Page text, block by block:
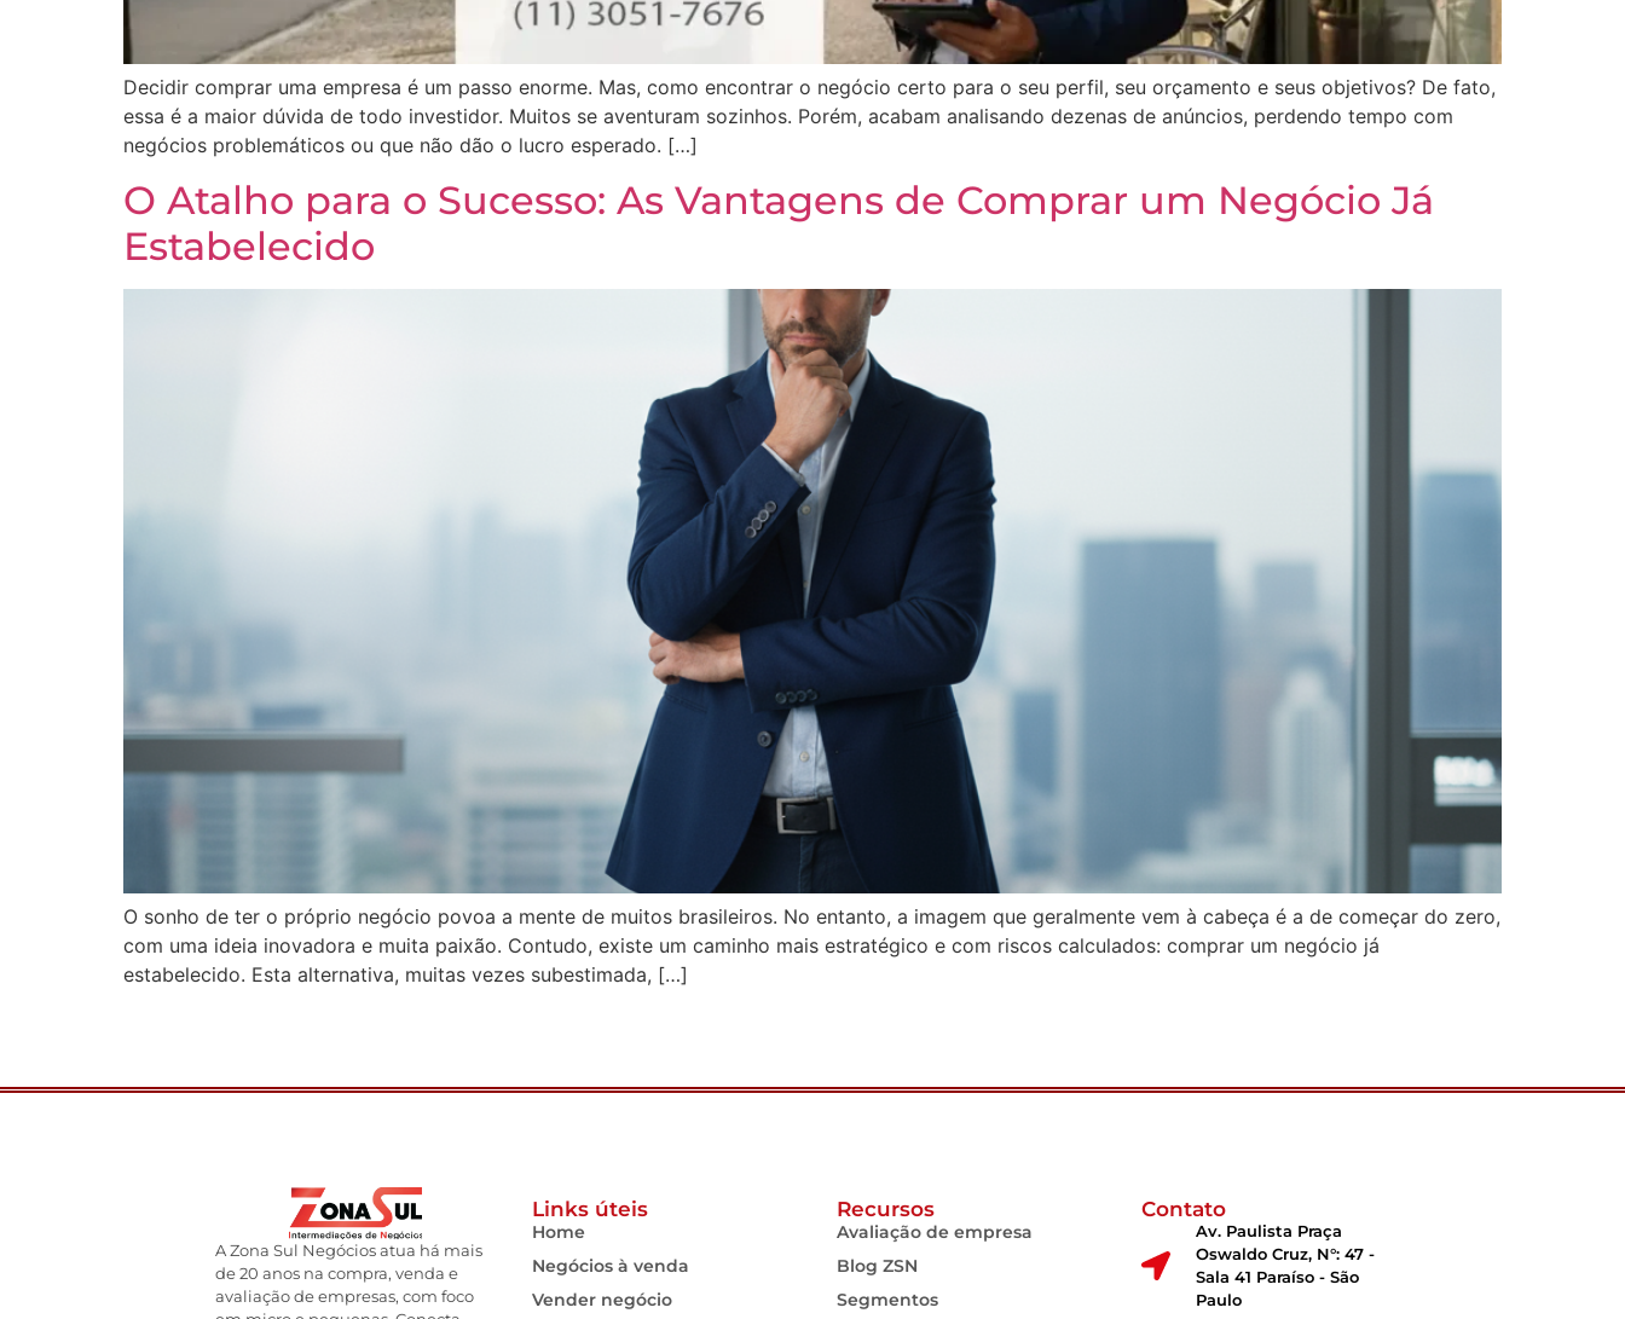
Decidir comprar uma empresa é um passo enorme. Mas, como encontrar o negócio certo para o seu perfil, seu orçamento e seus objetivos? De fato,
essa é a maior dúvida de todo investidor. Muitos se aventuram sozinhos. Porém, acabam analisando dezenas de anúncios, perdendo tempo com
negócios problemáticos ou que não dão o lucro esperado. […]
O Atalho para o Sucesso: As Vantagens de Comprar um Negócio Já
Estabelecido
O sonho de ter o próprio negócio povoa a mente de muitos brasileiros. No entanto, a imagem que geralmente vem à cabeça é a de começar do zero,
com uma ideia inovadora e muita paixão. Contudo, existe um caminho mais estratégico e com riscos calculados: comprar um negócio já
estabelecido. Esta alternativa, muitas vezes subestimada, […]
A Zona Sul Negócios atua há mais
de 20 anos na compra, venda e
avaliação de empresas, com foco
Links úteis
Home
Negócios à venda
Vender negócio
Recursos
Avaliação de empresa
Blog ZSN
Segmentos
Contato
Av. Paulista Praça
Oswaldo Cruz, N°: 47 -
Sala 41 Paraíso - São
Paulo